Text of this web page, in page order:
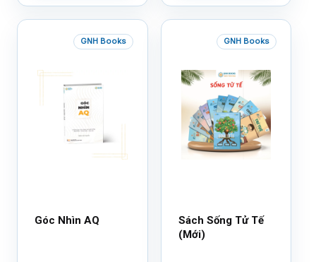
GNH Books
Góc Nhìn AQ
GNH Books
Sách Sống Tử Tế
(Mới)